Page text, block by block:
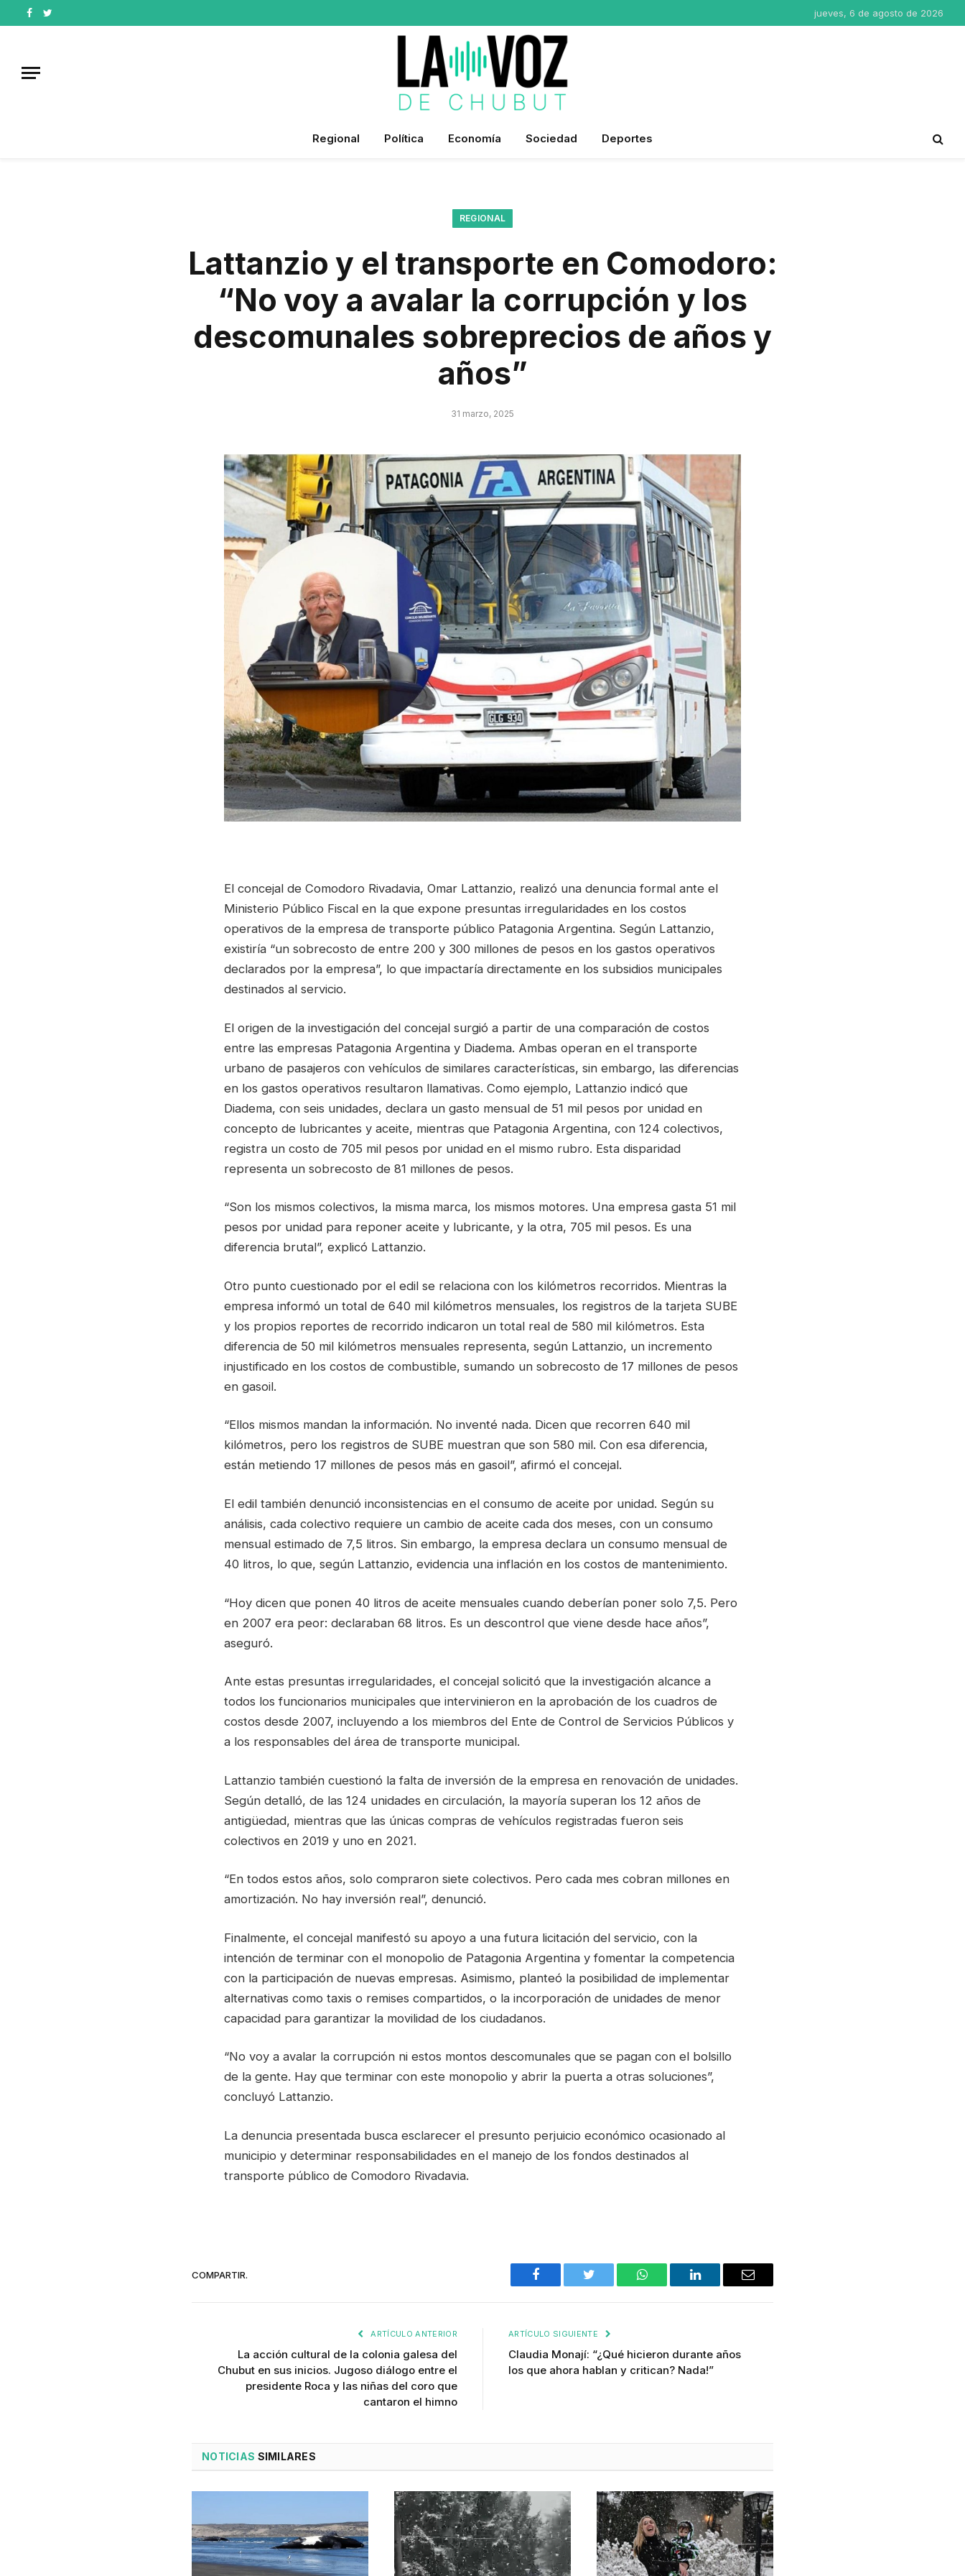
Facebook
Twitter
jueves, 6 de agosto de 2026
Regional Política Economía Sociedad Deportes
REGIONAL
Lattanzio y el transporte en Comodoro:
“No voy a avalar la corrupción y los
descomunales sobreprecios de años y
años”
31 marzo, 2025
El concejal de Comodoro Rivadavia, Omar Lattanzio, realizó una denuncia formal ante el
Ministerio Público Fiscal en la que expone presuntas irregularidades en los costos
operativos de la empresa de transporte público Patagonia Argentina. Según Lattanzio,
existiría “un sobrecosto de entre 200 y 300 millones de pesos en los gastos operativos
declarados por la empresa”, lo que impactaría directamente en los subsidios municipales
destinados al servicio.
El origen de la investigación del concejal surgió a partir de una comparación de costos
entre las empresas Patagonia Argentina y Diadema. Ambas operan en el transporte
urbano de pasajeros con vehículos de similares características, sin embargo, las diferencias
en los gastos operativos resultaron llamativas. Como ejemplo, Lattanzio indicó que
Diadema, con seis unidades, declara un gasto mensual de 51 mil pesos por unidad en
concepto de lubricantes y aceite, mientras que Patagonia Argentina, con 124 colectivos,
registra un costo de 705 mil pesos por unidad en el mismo rubro. Esta disparidad
representa un sobrecosto de 81 millones de pesos.
“Son los mismos colectivos, la misma marca, los mismos motores. Una empresa gasta 51 mil
pesos por unidad para reponer aceite y lubricante, y la otra, 705 mil pesos. Es una
diferencia brutal”, explicó Lattanzio.
Otro punto cuestionado por el edil se relaciona con los kilómetros recorridos. Mientras la
empresa informó un total de 640 mil kilómetros mensuales, los registros de la tarjeta SUBE
y los propios reportes de recorrido indicaron un total real de 580 mil kilómetros. Esta
diferencia de 50 mil kilómetros mensuales representa, según Lattanzio, un incremento
injustificado en los costos de combustible, sumando un sobrecosto de 17 millones de pesos
en gasoil.
“Ellos mismos mandan la información. No inventé nada. Dicen que recorren 640 mil
kilómetros, pero los registros de SUBE muestran que son 580 mil. Con esa diferencia,
están metiendo 17 millones de pesos más en gasoil”, afirmó el concejal.
El edil también denunció inconsistencias en el consumo de aceite por unidad. Según su
análisis, cada colectivo requiere un cambio de aceite cada dos meses, con un consumo
mensual estimado de 7,5 litros. Sin embargo, la empresa declara un consumo mensual de
40 litros, lo que, según Lattanzio, evidencia una inflación en los costos de mantenimiento.
“Hoy dicen que ponen 40 litros de aceite mensuales cuando deberían poner solo 7,5. Pero
en 2007 era peor: declaraban 68 litros. Es un descontrol que viene desde hace años”,
aseguró.
Ante estas presuntas irregularidades, el concejal solicitó que la investigación alcance a
todos los funcionarios municipales que intervinieron en la aprobación de los cuadros de
costos desde 2007, incluyendo a los miembros del Ente de Control de Servicios Públicos y
a los responsables del área de transporte municipal.
Lattanzio también cuestionó la falta de inversión de la empresa en renovación de unidades.
Según detalló, de las 124 unidades en circulación, la mayoría superan los 12 años de
antigüedad, mientras que las únicas compras de vehículos registradas fueron seis
colectivos en 2019 y uno en 2021.
“En todos estos años, solo compraron siete colectivos. Pero cada mes cobran millones en
amortización. No hay inversión real”, denunció.
Finalmente, el concejal manifestó su apoyo a una futura licitación del servicio, con la
intención de terminar con el monopolio de Patagonia Argentina y fomentar la competencia
con la participación de nuevas empresas. Asimismo, planteó la posibilidad de implementar
alternativas como taxis o remises compartidos, o la incorporación de unidades de menor
capacidad para garantizar la movilidad de los ciudadanos.
“No voy a avalar la corrupción ni estos montos descomunales que se pagan con el bolsillo
de la gente. Hay que terminar con este monopolio y abrir la puerta a otras soluciones”,
concluyó Lattanzio.
La denuncia presentada busca esclarecer el presunto perjuicio económico ocasionado al
municipio y determinar responsabilidades en el manejo de los fondos destinados al
transporte público de Comodoro Rivadavia.
COMPARTIR.
Facebook Twitter WhatsAppLinkedIn Email
ARTÍCULO ANTERIOR
La acción cultural de la colonia galesa del
Chubut en sus inicios. Jugoso diálogo entre el
presidente Roca y las niñas del coro que
cantaron el himno
ARTÍCULO SIGUIENTE
Claudia Monají: “¿Qué hicieron durante años
los que ahora hablan y critican? Nada!”
NOTICIAS SIMILARES